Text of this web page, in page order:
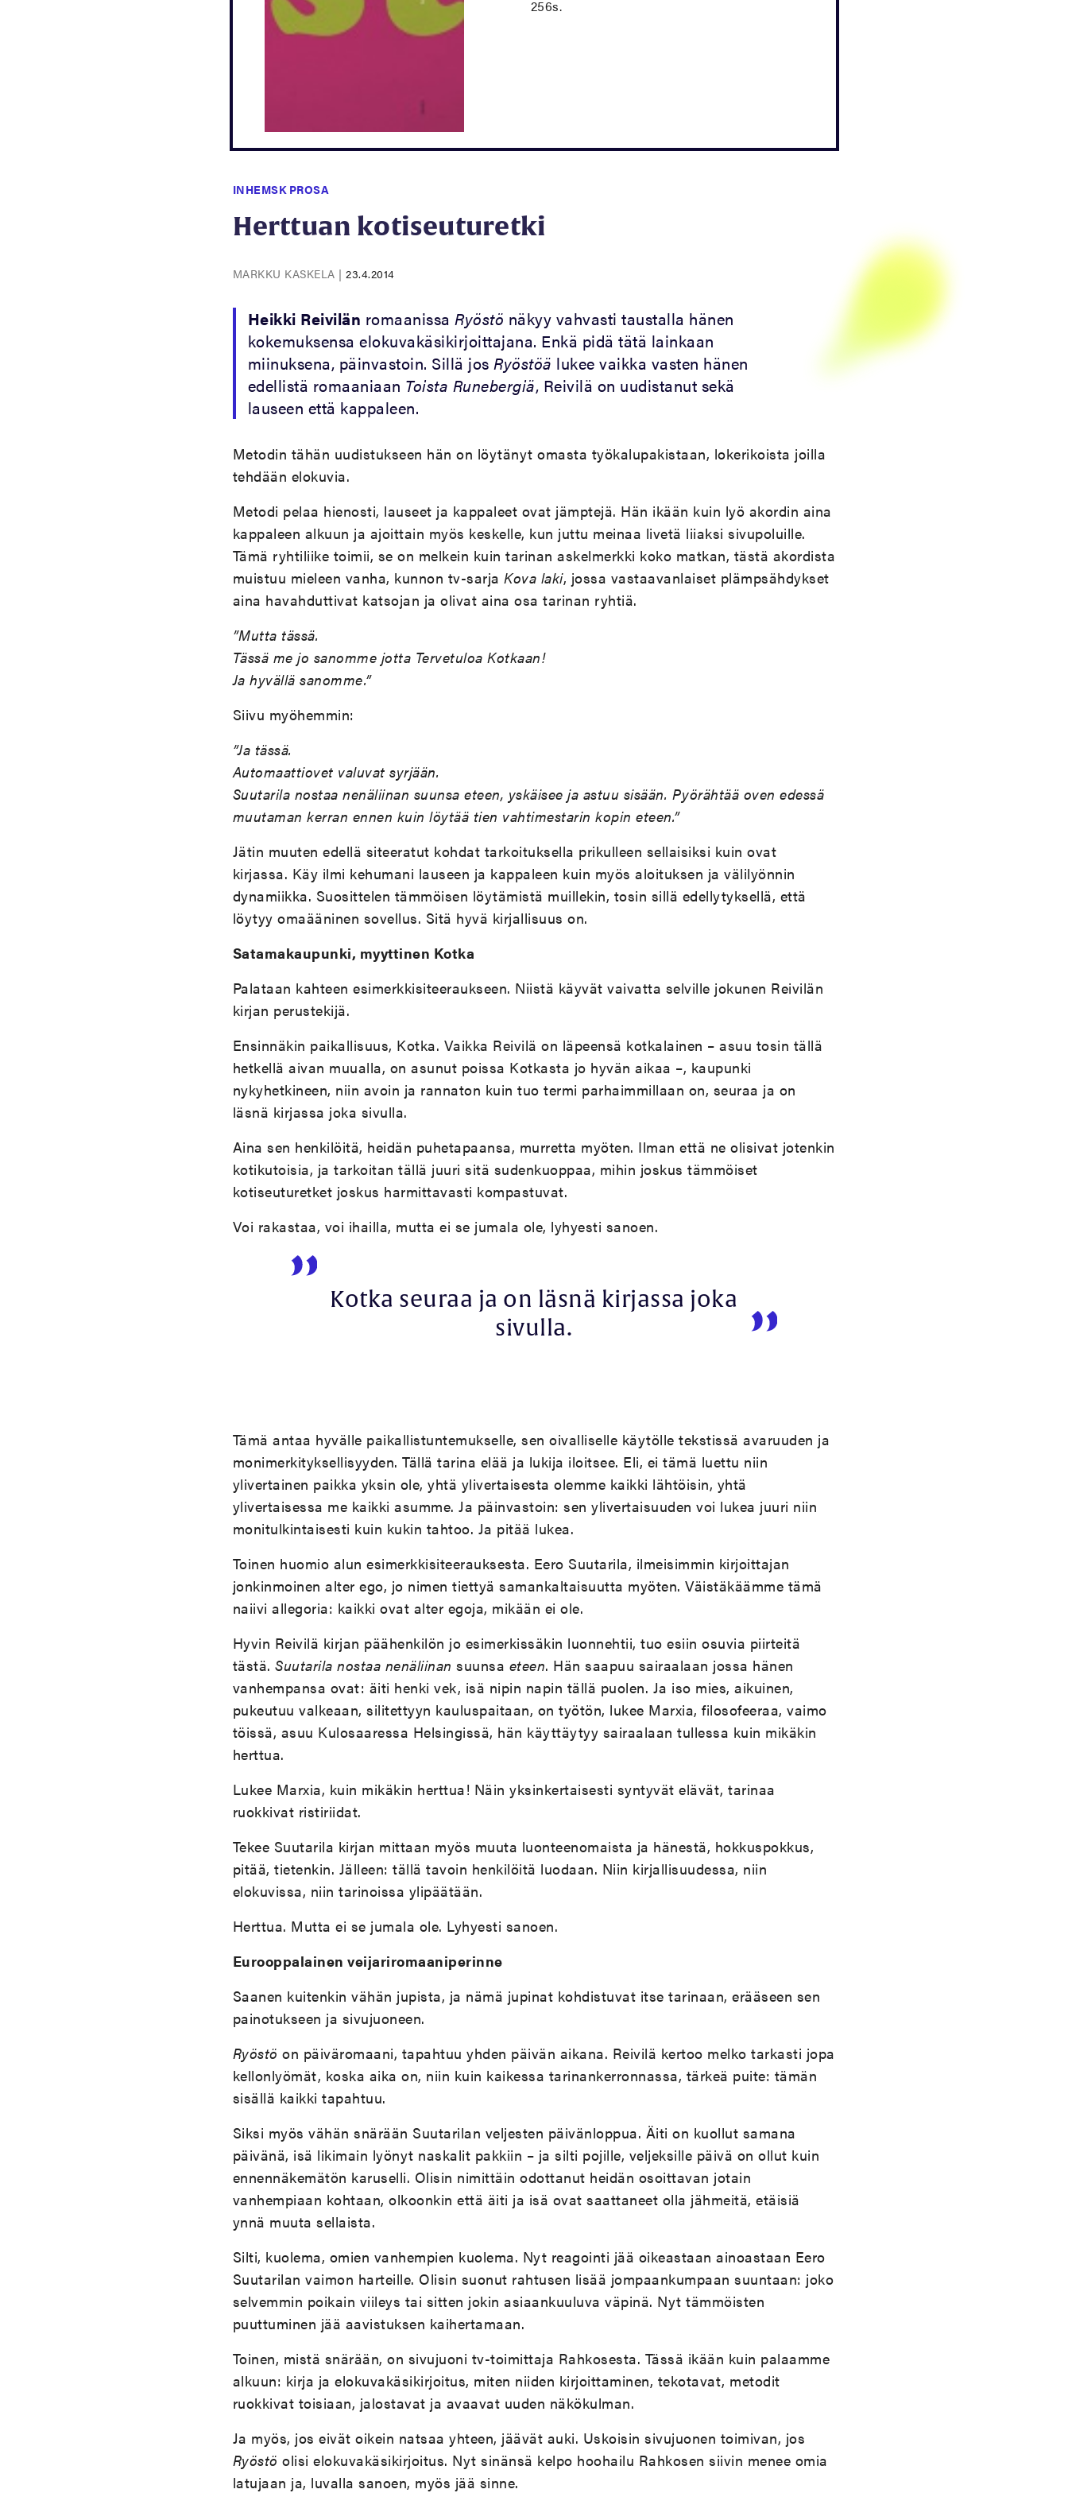
256s.
INHEMSK PROSA
Herttuan kotiseuturetki
MARKKU KASKELA | 23.4.2014
Heikki Reivilän romaanissa Ryöstö näkyy vahvasti taustalla hänen
kokemuksensa elokuvakäsikirjoittajana. Enkä pidä tätä lainkaan
miinuksena, päinvastoin. Sillä jos Ryöstöä lukee vaikka vasten hänen
edellistä romaaniaan Toista Runebergiä, Reivilä on uudistanut sekä
lauseen että kappaleen.
Metodin tähän uudistukseen hän on löytänyt omasta työkalupakistaan, lokerikoista joilla
tehdään elokuvia.
Metodi pelaa hienosti, lauseet ja kappaleet ovat jämptejä. Hän ikään kuin lyö akordin aina
kappaleen alkuun ja ajoittain myös keskelle, kun juttu meinaa livetä liiaksi sivupoluille.
Tämä ryhtiliike toimii, se on melkein kuin tarinan askelmerkki koko matkan, tästä akordista
muistuu mieleen vanha, kunnon tv-sarja Kova laki, jossa vastaavanlaiset plämpsähdykset
aina havahduttivat katsojan ja olivat aina osa tarinan ryhtiä.
”Mutta tässä.
Tässä me jo sanomme jotta Tervetuloa Kotkaan!
Ja hyvällä sanomme.”
Siivu myöhemmin:
”Ja tässä.
Automaattiovet valuvat syrjään.
Suutarila nostaa nenäliinan suunsa eteen, yskäisee ja astuu sisään. Pyörähtää oven edessä
muutaman kerran ennen kuin löytää tien vahtimestarin kopin eteen.”
Jätin muuten edellä siteeratut kohdat tarkoituksella prikulleen sellaisiksi kuin ovat
kirjassa. Käy ilmi kehumani lauseen ja kappaleen kuin myös aloituksen ja välilyönnin
dynamiikka. Suosittelen tämmöisen löytämistä muillekin, tosin sillä edellytyksellä, että
löytyy omaääninen sovellus. Sitä hyvä kirjallisuus on.
Satamakaupunki, myyttinen Kotka
Palataan kahteen esimerkkisiteeraukseen. Niistä käyvät vaivatta selville jokunen Reivilän
kirjan perustekijä.
Ensinnäkin paikallisuus, Kotka. Vaikka Reivilä on läpeensä kotkalainen – asuu tosin tällä
hetkellä aivan muualla, on asunut poissa Kotkasta jo hyvän aikaa –, kaupunki
nykyhetkineen, niin avoin ja rannaton kuin tuo termi parhaimmillaan on, seuraa ja on
läsnä kirjassa joka sivulla.
Aina sen henkilöitä, heidän puhetapaansa, murretta myöten. Ilman että ne olisivat jotenkin
kotikutoisia, ja tarkoitan tällä juuri sitä sudenkuoppaa, mihin joskus tämmöiset
kotiseuturetket joskus harmittavasti kompastuvat.
Voi rakastaa, voi ihailla, mutta ei se jumala ole, lyhyesti sanoen.
Kotka seuraa ja on läsnä kirjassa joka
sivulla.
Tämä antaa hyvälle paikallistuntemukselle, sen oivalliselle käytölle tekstissä avaruuden ja
monimerkityksellisyyden. Tällä tarina elää ja lukija iloitsee. Eli, ei tämä luettu niin
ylivertainen paikka yksin ole, yhtä ylivertaisesta olemme kaikki lähtöisin, yhtä
ylivertaisessa me kaikki asumme. Ja päinvastoin: sen ylivertaisuuden voi lukea juuri niin
monitulkintaisesti kuin kukin tahtoo. Ja pitää lukea.
Toinen huomio alun esimerkkisiteerauksesta. Eero Suutarila, ilmeisimmin kirjoittajan
jonkinmoinen alter ego, jo nimen tiettyä samankaltaisuutta myöten. Väistäkäämme tämä
naiivi allegoria: kaikki ovat alter egoja, mikään ei ole.
Hyvin Reivilä kirjan päähenkilön jo esimerkissäkin luonnehtii, tuo esiin osuvia piirteitä
tästä. Suutarila nostaa nenäliinan suunsa eteen. Hän saapuu sairaalaan jossa hänen
vanhempansa ovat: äiti henki vek, isä nipin napin tällä puolen. Ja iso mies, aikuinen,
pukeutuu valkeaan, silitettyyn kauluspaitaan, on työtön, lukee Marxia, filosofeeraa, vaimo
töissä, asuu Kulosaaressa Helsingissä, hän käyttäytyy sairaalaan tullessa kuin mikäkin
herttua.
Lukee Marxia, kuin mikäkin herttua! Näin yksinkertaisesti syntyvät elävät, tarinaa
ruokkivat ristiriidat.
Tekee Suutarila kirjan mittaan myös muuta luonteenomaista ja hänestä, hokkuspokkus,
pitää, tietenkin. Jälleen: tällä tavoin henkilöitä luodaan. Niin kirjallisuudessa, niin
elokuvissa, niin tarinoissa ylipäätään.
Herttua. Mutta ei se jumala ole. Lyhyesti sanoen.
Eurooppalainen veijariromaaniperinne
Saanen kuitenkin vähän jupista, ja nämä jupinat kohdistuvat itse tarinaan, erääseen sen
painotukseen ja sivujuoneen.
Ryöstö on päiväromaani, tapahtuu yhden päivän aikana. Reivilä kertoo melko tarkasti jopa
kellonlyömät, koska aika on, niin kuin kaikessa tarinankerronnassa, tärkeä puite: tämän
sisällä kaikki tapahtuu.
Siksi myös vähän snärään Suutarilan veljesten päivänloppua. Äiti on kuollut samana
päivänä, isä likimain lyönyt naskalit pakkiin – ja silti pojille, veljeksille päivä on ollut kuin
ennennäkemätön karuselli. Olisin nimittäin odottanut heidän osoittavan jotain
vanhempiaan kohtaan, olkoonkin että äiti ja isä ovat saattaneet olla jähmeitä, etäisiä
ynnä muuta sellaista.
Silti, kuolema, omien vanhempien kuolema. Nyt reagointi jää oikeastaan ainoastaan Eero
Suutarilan vaimon harteille. Olisin suonut rahtusen lisää jompaankumpaan suuntaan: joko
selvemmin poikain viileys tai sitten jokin asiaankuuluva väpinä. Nyt tämmöisten
puuttuminen jää aavistuksen kaihertamaan.
Toinen, mistä snärään, on sivujuoni tv-toimittaja Rahkosesta. Tässä ikään kuin palaamme
alkuun: kirja ja elokuvakäsikirjoitus, miten niiden kirjoittaminen, tekotavat, metodit
ruokkivat toisiaan, jalostavat ja avaavat uuden näkökulman.
Ja myös, jos eivät oikein natsaa yhteen, jäävät auki. Uskoisin sivujuonen toimivan, jos
Ryöstö olisi elokuvakäsikirjoitus. Nyt sinänsä kelpo hoohailu Rahkosen siivin menee omia
latujaan ja, luvalla sanoen, myös jää sinne.